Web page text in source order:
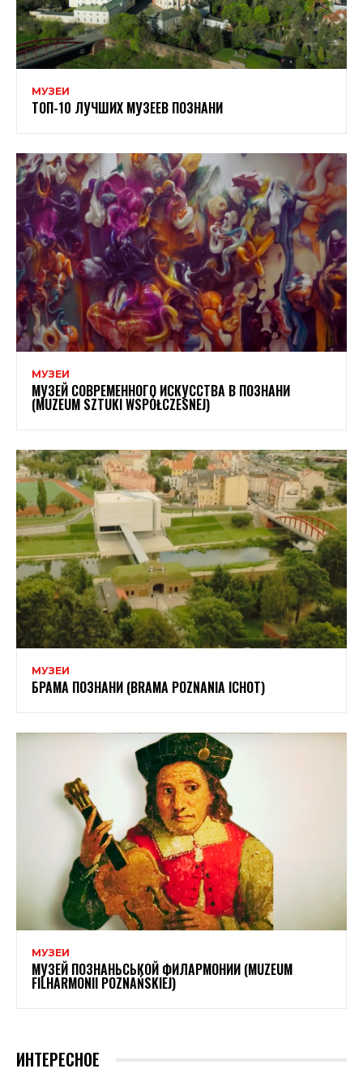
МУЗЕИ
ТОП-10 ЛУЧШИХ МУЗЕЕВ ПОЗНАНИ
МУЗЕИ
МУЗЕЙ СОВРЕМЕННОГО ИСКУССТВА В ПОЗНАНИ
(MUZEUM SZTUKI WSPÓŁCZESNEJ)
МУЗЕИ
БРАМА ПОЗНАНИ (BRAMA POZNANIA ICHOT)
МУЗЕИ
МУЗЕЙ ПОЗНАНЬСЬКОЙ ФИЛАРМОНИИ (MUZEUM
FILHARMONII POZNAŃSKIEJ)
ИНТЕРЕСНОЕ